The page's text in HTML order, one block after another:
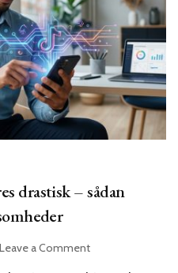
drastisk – sådan
Leave a Commenton